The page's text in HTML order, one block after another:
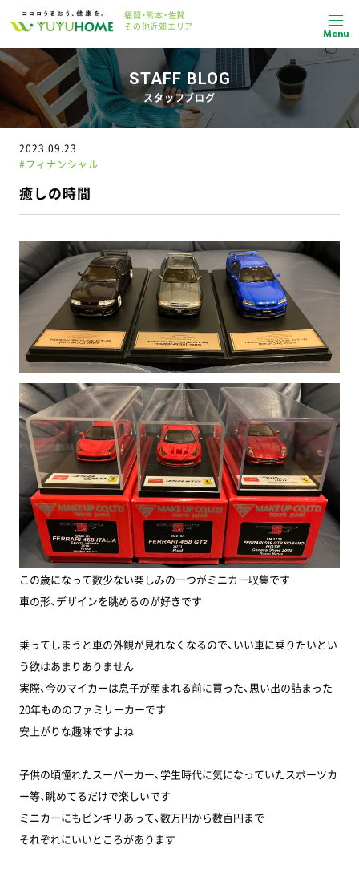
福岡・熊本・佐賀
その他近郊エリア
Menu
STAFF BLOG
スタッフブログ
2023.09.23
#フィナンシャル
癒しの時間
この歳になって数少ない楽しみの一つがミニカー収集です
車の形、デザインを眺めるのが好きです
乗ってしまうと車の外観が見れなくなるので、いい車に乗りたいとい
う欲はあまりありません
実際、今のマイカーは息子が産まれる前に買った、思い出の詰まった
20年もののファミリーカーです
安上がりな趣味ですよね
子供の頃憧れたスーパーカー、学生時代に気になっていたスポーツカ
ー等、眺めてるだけで楽しいです
ミニカーにもピンキリあって、数万円から数百円まで
それぞれにいいところがあります